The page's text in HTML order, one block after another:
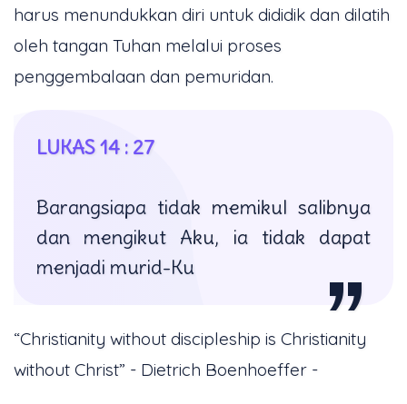
harus menundukkan diri untuk dididik dan dilatih
oleh tangan Tuhan melalui proses
penggembalaan dan pemuridan.
LUKAS 14 : 27
Barangsiapa tidak memikul salibnya
dan mengikut Aku, ia tidak dapat
menjadi murid-Ku
“Christianity without discipleship is Christianity
without Christ” - Dietrich Boenhoeffer -